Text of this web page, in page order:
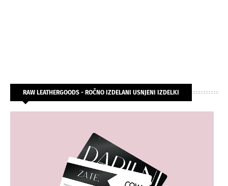
RAW LEATHERGOODS - ROČNO IZDELANI USNJENI IZDELKI